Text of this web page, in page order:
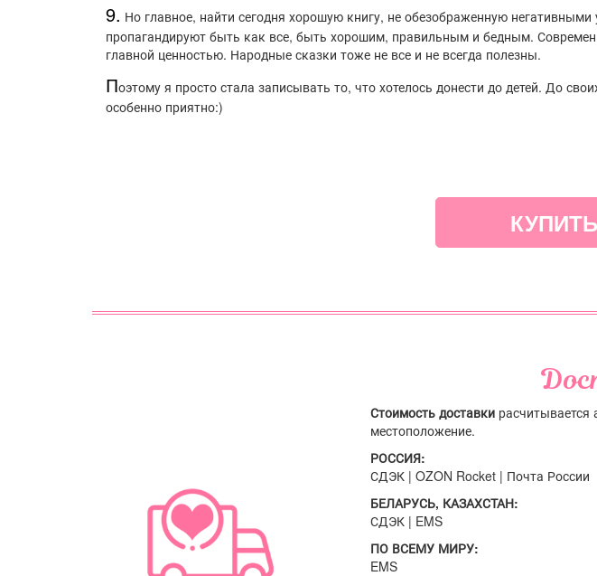
9. Но главное, найти сегодня хорошую книгу, не обезображенную
пропагандируют быть как все, быть хорошим, правильным и бедным.
главной ценностью. Народные сказки тоже не все и не всегда полезны.
Поэтому я просто стала записывать то, что хотелось донести до детей. До
особенно приятно:)
Стоимость доставкирасчитывается
местоположение.
РОССИЯ:
СДЭК | OZON Rocket | Почта России
БЕЛАРУСЬ, КАЗАХСТАН:
СДЭК | EMS
ПО ВСЕМУ МИРУ:
EMS